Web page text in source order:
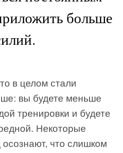
больше
в целом стали
вы будете меньше
тренировки и будете
Некоторые
осознают, что слишком